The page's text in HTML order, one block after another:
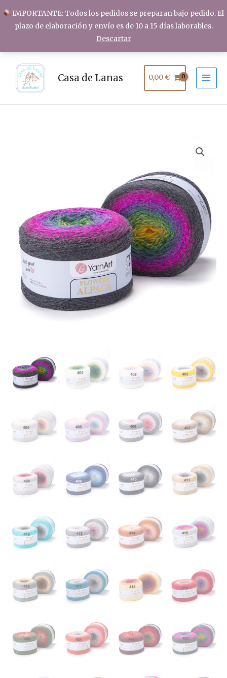
IMPORTANTE: Todos los pedidos se preparan bajo pedido. El
plazo de elaboración y envío es de 10 a 15 días laborables.
Descartar
contenido
Casa de Lanas 0,00€